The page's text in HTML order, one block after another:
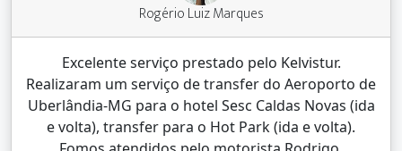
Rogério Luiz Marques
Excelente serviço prestado pelo Kelvistur.
Realizaram um serviço de transfer do Aeroporto de
Uberlândia-MG para o hotel Sesc Caldas Novas (ida
e volta), transfer para o Hot Park (ida e volta).